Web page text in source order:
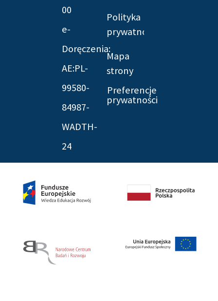
00
e-
Doręczenia:
AE:PL-
99580-
84987-
WADTH-
24
Polityka
prywatności
Mapa
strony
Preferencje
prywatności